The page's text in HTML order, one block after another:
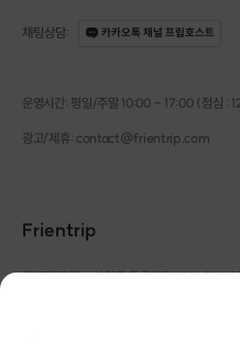
채팅상담: 카카오톡 채널 프립호스트
운영시간: 평일/주말 10:00 - 17:00 (점심 :
광고/제휴: contact@frientrip.com
Frientrip
㈜프렌트립 | 사업자 등록번호 : 261-81-